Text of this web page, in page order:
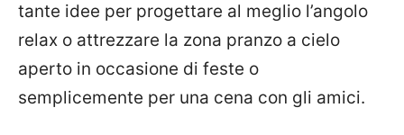
tante idee per progettare al meglio l’angolo
relax o attrezzare la zona pranzo a cielo
aperto in occasione di feste o
semplicemente per una cena con gli amici.